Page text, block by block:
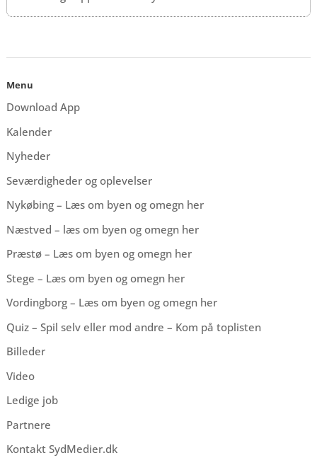
Menu
Download App
Kalender
Nyheder
Seværdigheder og oplevelser
Nykøbing – Læs om byen og omegn her
Næstved – læs om byen og omegn her
Præstø – Læs om byen og omegn her
Stege – Læs om byen og omegn her
Vordingborg – Læs om byen og omegn her
Quiz – Spil selv eller mod andre – Kom på toplisten
Billeder
Video
Ledige job
Partnere
Kontakt SydMedier.dk